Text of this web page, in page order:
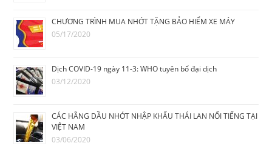
CHƯƠNG TRÌNH MUA NHỚT TẶNG BẢO HIỂM XE MÁY
05/17/2020
Dịch COVID-19 ngày 11-3: WHO tuyên bố đại dịch
03/12/2020
CÁC HÃNG DẦU NHỚT NHẬP KHẨU THÁI LAN NỔI TIẾNG TẠI
VIỆT NAM
03/06/2020